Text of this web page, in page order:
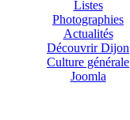
Listes
Photographies
Actualités
Découvrir Dijon
Culture générale
Joomla